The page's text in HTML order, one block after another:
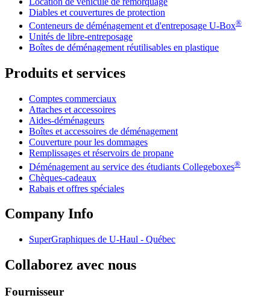
Diables et couvertures de protection
Conteneurs de déménagement et d'entreposage U-Box®
Unités de libre-entreposage
Boîtes de déménagement réutilisables en plastique
Produits et services
Comptes commerciaux
Attaches et accessoires
Aides-déménageurs
Boîtes et accessoires de déménagement
Couverture pour les dommages
Remplissages et réservoirs de propane
Déménagement au service des étudiants Collegeboxes®
Chèques-cadeaux
Rabais et offres spéciales
Company Info
SuperGraphiques de U-Haul - Québec
Collaborez avec nous
Fournisseur